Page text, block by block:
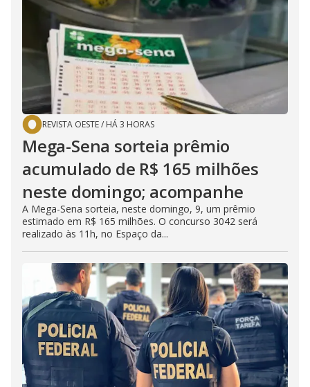
REVISTA OESTE/ HÁ 3 HORAS
Mega-Sena sorteia prêmio
acumulado de R$ 165 milhões
neste domingo; acompanhe
A Mega-Sena sorteia, neste domingo, 9, um prêmio
estimado em R$ 165 milhões. O concurso 3042 será
realizado às 11h, no Espaço da...